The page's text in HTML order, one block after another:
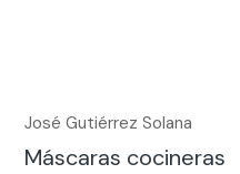
José Gutiérrez Solana
Máscaras cocineras